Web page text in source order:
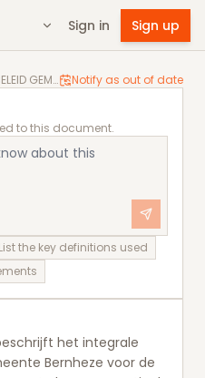
Sign in Sign up
NOTA PARKEERBELEID GEMEENTE BERNHEZE Notify as out of date
BERNHEZE
to this document.
List the key definitions used
het integrale
Bernheze voor de